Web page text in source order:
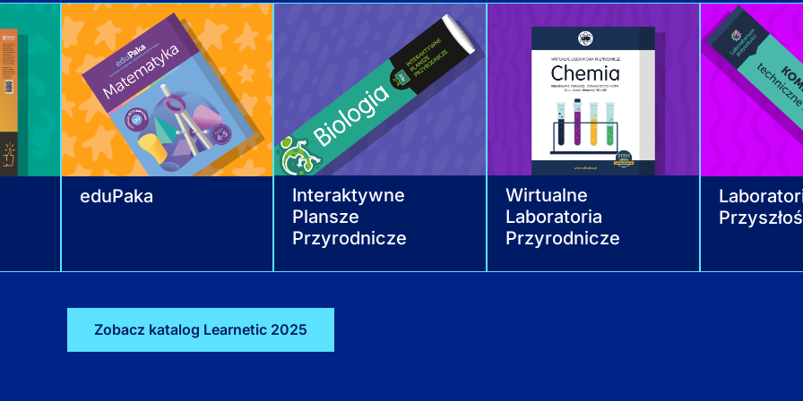
eduPaka
Interaktywne
Plansze
Przyrodnicze
Wirtualne
Laboratoria
Przyrodnicze
Zobacz katalog Learnetic 2025